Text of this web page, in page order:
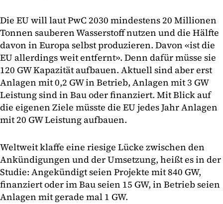
Die EU will laut PwC 2030 mindestens 20 Millionen
Tonnen sauberen Wasserstoff nutzen und die Hälfte
davon in Europa selbst produzieren. Davon «ist die
EU allerdings weit entfernt». Denn dafür müsse sie
120 GW Kapazität aufbauen. Aktuell sind aber erst
Anlagen mit 0,2 GW in Betrieb, Anlagen mit 3 GW
Leistung sind in Bau oder finanziert. Mit Blick auf
die eigenen Ziele müsste die EU jedes Jahr Anlagen
mit 20 GW Leistung aufbauen.
Weltweit klaffe eine riesige Lücke zwischen den
Ankündigungen und der Umsetzung, heißt es in der
Studie: Angekündigt seien Projekte mit 840 GW,
finanziert oder im Bau seien 15 GW, in Betrieb seien
Anlagen mit gerade mal 1 GW.